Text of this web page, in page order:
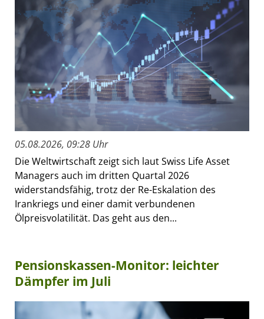
05.08.2026, 09:28 Uhr
Die Weltwirtschaft zeigt sich laut Swiss Life Asset
Managers auch im dritten Quartal 2026
widerstandsfähig, trotz der Re-Eskalation des
Irankriegs und einer damit verbundenen
Ölpreisvolatilität. Das geht aus den...
Pensionskassen-Monitor: leichter
Dämpfer im Juli